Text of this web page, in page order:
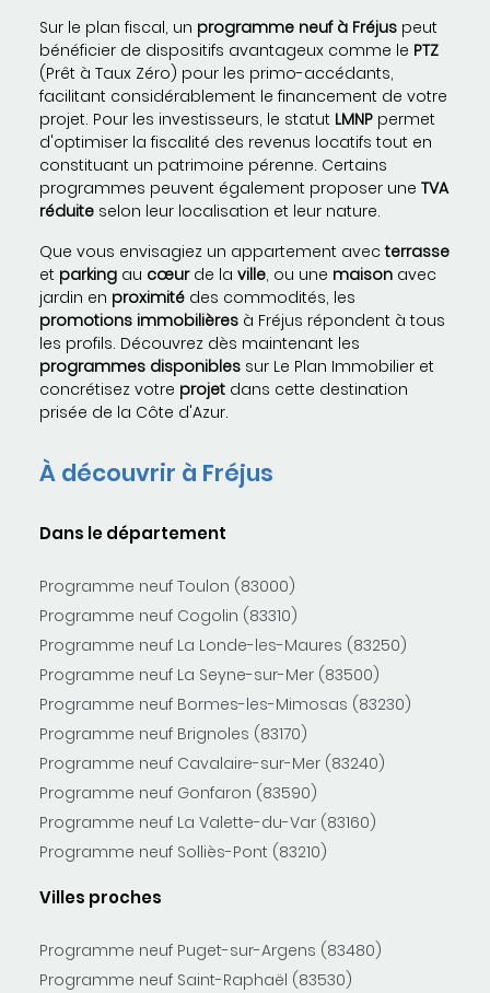
Sur le plan fiscal, un programme neuf à Fréjus peut
bénéficier de dispositifs avantageux comme le PTZ
(Prêt à Taux Zéro) pour les primo-accédants,
facilitant considérablement le financement de votre
projet. Pour les investisseurs, le statut LMNP permet
d'optimiser la fiscalité des revenus locatifs tout en
constituant un patrimoine pérenne. Certains
programmes peuvent également proposer une TVA
réduite selon leur localisation et leur nature.
Que vous envisagiez un appartement avecterrasse
et parking au cœurde la ville, ou une maison avec
jardin en proximité des commodités, les
promotions immobilières à Fréjus répondent à tous
les profils. Découvrez dès maintenant les
programmes disponibles sur Le Plan Immobilier et
concrétisez votre projet dans cette destination
prisée de la Côte d'Azur.
À découvrir à Fréjus
Dans le département
Programme neuf Toulon (83000)
Programme neuf Cogolin (83310)
Programme neuf La Londe-les-Maures (83250)
Programme neuf La Seyne-sur-Mer (83500)
Programme neuf Bormes-les-Mimosas (83230)
Programme neuf Brignoles (83170)
Programme neuf Cavalaire-sur-Mer (83240)
Programme neuf Gonfaron (83590)
Programme neuf La Valette-du-Var (83160)
Programme neuf Solliès-Pont (83210)
Villes proches
Programme neuf Puget-sur-Argens (83480)
Programme neuf Saint-Raphaël (83530)